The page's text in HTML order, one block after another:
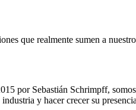
que realmente sumen a
por Sebastián Schrimpff,
y hacer crecer su